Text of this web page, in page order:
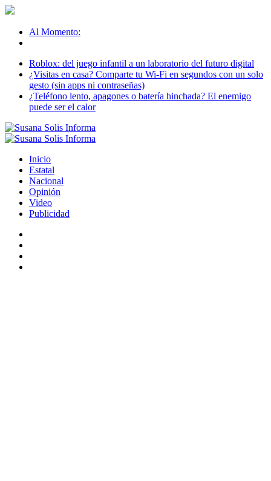
Al Momento:
Roblox: del juego infantil a un laboratorio del futuro digital
¿Visitas en casa? Comparte tu Wi-Fi en segundos con un solo
gesto (sin apps ni contraseñas)
¿Teléfono lento, apagones o batería hinchada? El enemigo
puede ser el calor
Inicio
Estatal
Nacional
Opinión
Video
Publicidad